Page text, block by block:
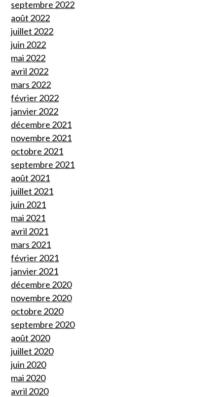
septembre 2022
août 2022
juillet 2022
juin 2022
mai 2022
avril 2022
mars 2022
février 2022
janvier 2022
décembre 2021
novembre 2021
octobre 2021
septembre 2021
août 2021
juillet 2021
juin 2021
mai 2021
avril 2021
mars 2021
février 2021
janvier 2021
décembre 2020
novembre 2020
octobre 2020
septembre 2020
août 2020
juillet 2020
juin 2020
mai 2020
avril 2020